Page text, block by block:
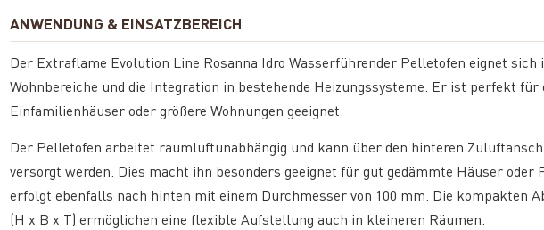
ANWENDUNG & EINSATZBEREICH
Der Extraflame Evolution Line Rosanna Idro Wasserführender Pelletofen eignet sich
Wohnbereiche und die Integration in bestehende Heizungssysteme. Er ist perfekt für
Einfamilienhäuser oder größere Wohnungen geeignet.
Der Pelletofen arbeitet raumluftunabhängig und kann über den hinteren
versorgt werden. Dies macht ihn besonders geeignet für gut gedämmte Häuser oder
erfolgt ebenfalls nach hinten mit einem Durchmesser von 100 mm. Die kompakten
(H x B x T) ermöglichen eine flexible Aufstellung auch in kleineren Räumen.